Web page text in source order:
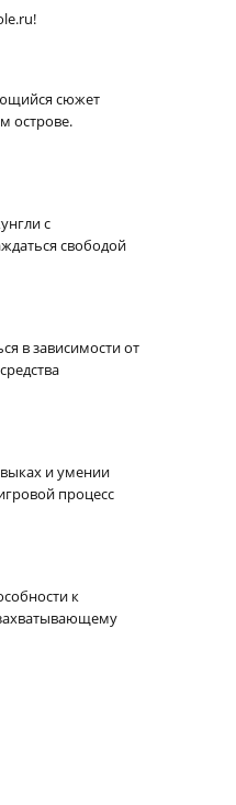
сюжет
острове.
с
свободой
в зависимости от
и умении
процесс
к